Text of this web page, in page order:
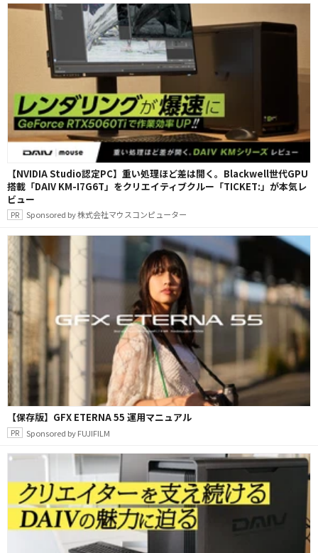
【NVIDIA Studio認定PC】重い処理ほど差は開く。Blackwell世代GPU
搭載「DAIV KM-I7G6T」をクリエイティブクルー「TICKET:」が本気レ
ビュー
Sponsored by 株式会社マウスコンピューター
【保存版】GFX ETERNA 55 運用マニュアル
Sponsored by FUJIFILM